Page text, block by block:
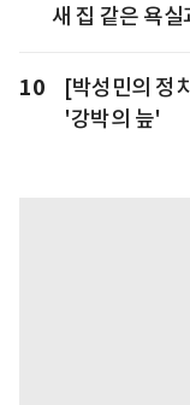
새 집 같은 욕실
10
[박성민의 정
'강박의 늪'